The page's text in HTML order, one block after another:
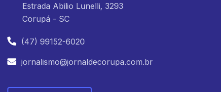
Estrada Abilio Lunelli, 3293
Corupá - SC
(47) 99152-6020
jornalismo@jornaldecorupa.com.br